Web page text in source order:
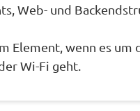
Web- und
Element, wenn es
Wi-Fi geht.